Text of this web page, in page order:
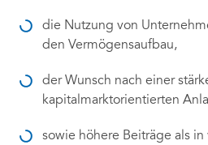
die Nutzung von
den Vermögensaufbau,
der Wunsch nach einer
kapitalmarktorientierten
sowie höhere Beiträge als in